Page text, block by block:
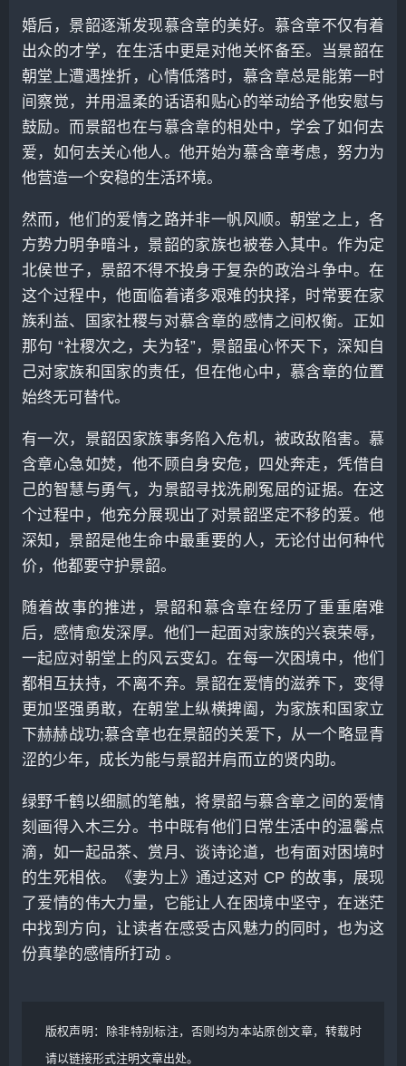
婚后，景韶逐渐发现慕含章的美好。慕含章不仅有着
出众的才学，在生活中更是对他关怀备至。当景韶在
朝堂上遭遇挫折，心情低落时，慕含章总是能第一时
间察觉，并用温柔的话语和贴心的举动给予他安慰与
鼓励。而景韶也在与慕含章的相处中，学会了如何去
爱，如何去关心他人。他开始为慕含章考虑，努力为
他营造一个安稳的生活环境。
然而，他们的爱情之路并非一帆风顺。朝堂之上，各
方势力明争暗斗，景韶的家族也被卷入其中。作为定
北侯世子，景韶不得不投身于复杂的政治斗争中。在
这个过程中，他面临着诸多艰难的抉择，时常要在家
族利益、国家社稷与对慕含章的感情之间权衡。正如
那句 “社稷次之，夫为轻”，景韶虽心怀天下，深知自
己对家族和国家的责任，但在他心中，慕含章的位置
始终无可替代。
有一次，景韶因家族事务陷入危机，被政敌陷害。慕
含章心急如焚，他不顾自身安危，四处奔走，凭借自
己的智慧与勇气，为景韶寻找洗刷冤屈的证据。在这
个过程中，他充分展现出了对景韶坚定不移的爱。他
深知，景韶是他生命中最重要的人，无论付出何种代
价，他都要守护景韶。
随着故事的推进，景韶和慕含章在经历了重重磨难
后，感情愈发深厚。他们一起面对家族的兴衰荣辱，
一起应对朝堂上的风云变幻。在每一次困境中，他们
都相互扶持，不离不弃。景韶在爱情的滋养下，变得
更加坚强勇敢，在朝堂上纵横捭阖，为家族和国家立
下赫赫战功;慕含章也在景韶的关爱下，从一个略显青
涩的少年，成长为能与景韶并肩而立的贤内助。
绿野千鹤以细腻的笔触，将景韶与慕含章之间的爱情
刻画得入木三分。书中既有他们日常生活中的温馨点
滴，如一起品茶、赏月、谈诗论道，也有面对困境时
的生死相依。《妻为上》通过这对 CP 的故事，展现
了爱情的伟大力量，它能让人在困境中坚守，在迷茫
中找到方向，让读者在感受古风魅力的同时，也为这
份真挚的感情所打动 。
版权声明： 除非特别标注，否则均为本站原创文章，转载时
请以链接形式注明文章出处。